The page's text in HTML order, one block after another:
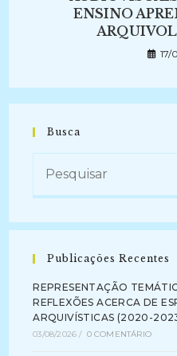
ENSINO
17/
Busca
Publicações Recentes
REPRESENTAÇÃO
REFLEXÕES ACERCA DE
ARQUIVÍSTICAS (2020-
03/08/2026 / 0 COMENTÁRIO